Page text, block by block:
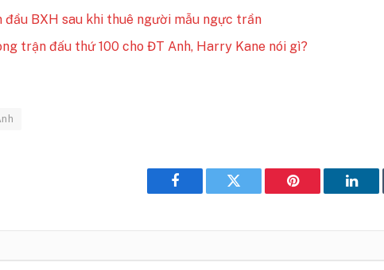
đầu BXH sau khi thuê người mẫu ngực trần
trận đấu thứ 100 cho ĐT Anh, Harry Kane nói gì?
Facebook Twitter Pinterest